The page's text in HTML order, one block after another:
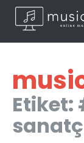
Etiket: